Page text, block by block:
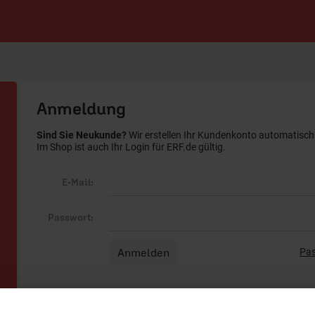
Anmeldung
Sind Sie Neukunde? Wir erstellen Ihr Kundenkonto
Im Shop ist auch Ihr Login für ERF.de gültig.
E-Mail:
Passwort: